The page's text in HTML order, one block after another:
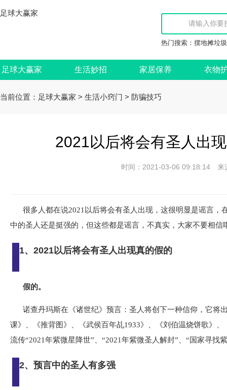
足球大赢家
热门搜索： 摆地摊垃
足球大赢家 生活妙招 家居保养 衣物
当前位置： 足球大赢家 > 生活小窍门 > 防骗技巧
2021以后将会有圣人出
时间：2021-03-06 09:18:14
很多人都在说2021以后将会有圣人出现，这很明显是谣言
中的圣人还是挺强的，但这些都是谣言，不真实，大家不要相信
1、2021以后将会有圣人出现真的假的
假的。
诺查丹玛斯在《诸世纪》预言：圣人将创下一种信仰，它将
课》、《推背图》、《武侯百年乩1933》、《刘伯温烧饼歌》
流传“2021年紫微星降世”、“2021年紫微圣人解封”、“国家寻找
2、预言中的圣人有多强